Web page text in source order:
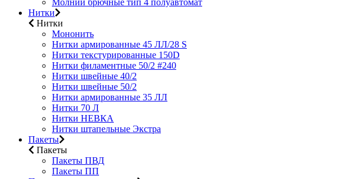
Молнии брючные тип 4 полуавтомат
Нитки
Нитки
Мононить
Нитки армированные 45 ЛЛ/28 S
Нитки текстурированные 150D
Нитки филаментные 50/2 #240
Нитки швейные 40/2
Нитки швейные 50/2
Нитки армированные 35 ЛЛ
Нитки 70 Л
Нитки НЕВКА
Нитки штапельные Экстра
Пакеты
Пакеты
Пакеты ПВД
Пакеты ПП